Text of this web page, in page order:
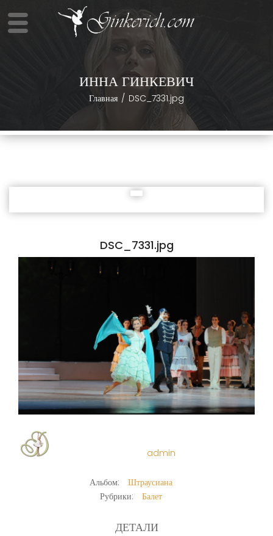
ИННА ГИНКЕВИЧ
Главная DSC_7331.jpg
DSC_7331.jpg
admin
Альбом:
Штраусиана
Рубрики:
Балет
ДЕТАЛИ